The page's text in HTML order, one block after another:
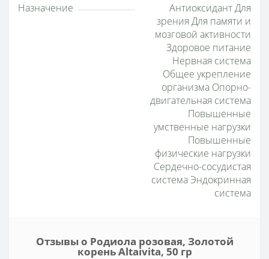
Назначение
Антиоксидант Для
зрения Для памяти и
мозговой активности
Здоровое питание
Нервная система
Общее укрепление
организма Опорно-
двигательная система
Повышенные
умственные нагрузки
Повышенные
физические нагрузки
Сердечно-сосудистая
система Эндокринная
система
Отзывы о Родиола розовая, Золотой
корень Altaivita, 50 гр